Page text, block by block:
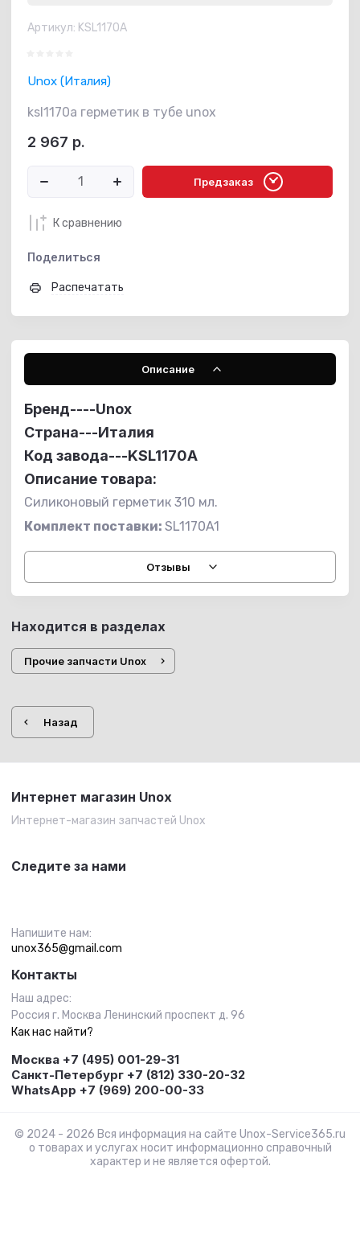
Артикул: KSL1170A
Unox (Италия)
ksl1170a герметик в тубе unox
2 967 р.
Предзаказ
К сравнению
Поделиться
Распечатать
Описание
Бренд----Unox
Страна---Италия
Код завода---KSL1170A
Описание товара:
Силиконовый герметик 310 мл.
Комплект поставки: SL1170A1
Отзывы
Находится в разделах
Прочие запчасти Unox
Назад
Интернет магазин Unox
Интернет-магазин запчастей Unox
Следите за нами
Напишите нам:
unox365@gmail.com
Контакты
Наш адрес:
Россия г. Москва Ленинский проспект д. 96
Как нас найти?
Москва +7 (495) 001-29-31
Санкт-Петербург +7 (812) 330-20-32
WhatsApp +7 (969) 200-00-33
© 2024 - 2026 Вся информация на сайте Unox-Service365.ru
о товарах и услугах носит информационно справочный
характер и не является офертой.